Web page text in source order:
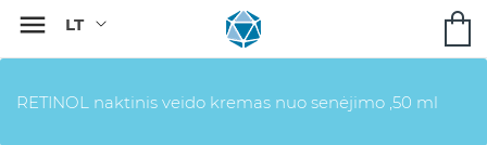

RETINOL naktinis veido kremas nuo senėjimo ,50 ml